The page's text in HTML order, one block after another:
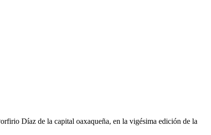
Díaz de la capital oaxaqueña, en la vigésima edición de la